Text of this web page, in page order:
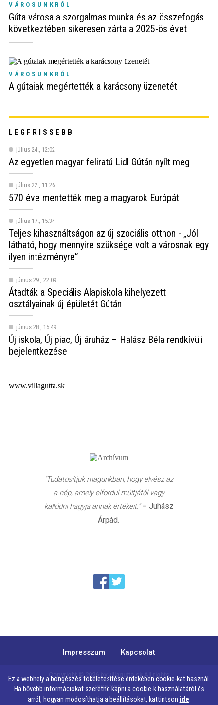
VÁROSUNKRÓL
Gúta városa a szorgalmas munka és az összefogás
következtében sikeresen zárta a 2025-ös évet
VÁROSUNKRÓL
A gútaiak megértették a karácsony üzenetét
LEGFRISSEBB
július 24., 12:02
Az egyetlen magyar feliratú Lidl Gútán nyílt meg
július 22., 11:26
570 éve mentették meg a magyarok Európát
július 17., 15:34
Teljes kihasználtságon az új szociális otthon - „Jól
látható, hogy mennyire szüksége volt a városnak egy
ilyen intézményre”
június 29., 22:09
Átadták a Speciális Alapiskola kihelyezett
osztályainak új épületét Gútán
június 28., 15:49
Új iskola, Új piac, Új áruház – Halász Béla rendkívüli
bejelentkezése
www.villagutta.sk
"Tudatosítjuk magunkban, hogy elvész az
a nép, amely elfordul múltjától vagy
kallódni hagyja annak értékeit.”– Juhász
Árpád.
Impresszum Kapcsolat
Copyright © 2026 by villagutta.skAll rights
reserved.
Ez a webhely a böngészés tökéletesítése érdekében cookie-kat használ.
Ha bővebb információkat szeretne kapni a cookie-k használatáról és
arról, hogyan módosíthatja a beállításokat, kattintson ide.